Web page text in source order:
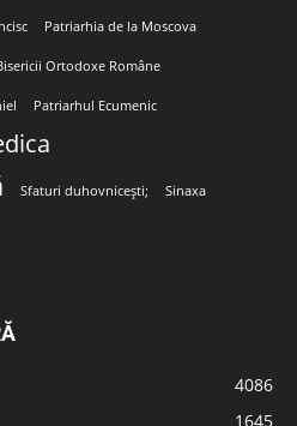
Patriarhia de la Moscova
Ortodoxe Române
Patriarhul Ecumenic
Sfaturi duhovnicești; Sinaxa
4086
1645